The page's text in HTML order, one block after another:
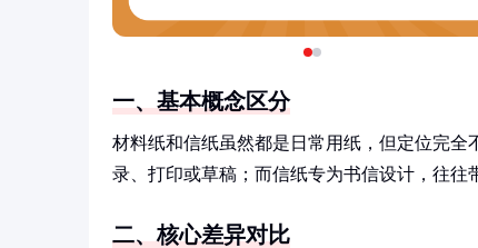
一、基本概念区分
材料纸和信纸虽然都是日常用纸，但定位完
录、打印或草稿；而信纸专为书信设计，往往
二、核心差异对比